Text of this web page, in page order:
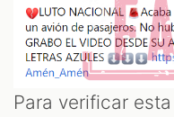
Para verificar